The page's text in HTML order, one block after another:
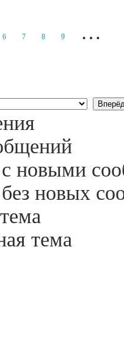
6 7 8 9
…
новыми
новых
тема